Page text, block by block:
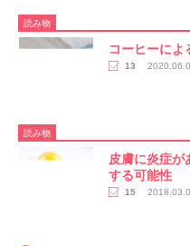
読み物
コーヒーによ
13
読み物
皮膚に炎症が
する可能性
15